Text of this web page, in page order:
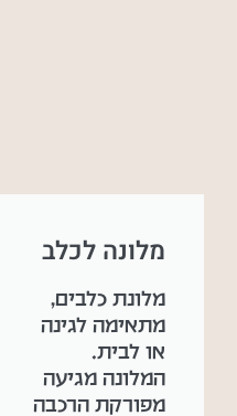
מלונה לכלב
מלונת כלבים,
מתאימה לגינה
או לבית.
המלונה מגיעה
מפורקת הרכבה